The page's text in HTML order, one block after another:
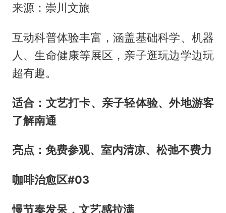
来源：崇川文旅
互动科普体验丰富，涵盖基础科学、机器
人、生命健康等展区，亲子逛玩边学边玩
超有趣。
适合：文艺打卡、亲子轻体验、外地游客
了解南通
亮点：免费参观、室内清凉、松弛不费力
咖啡治愈区#03
慢节奏发呆，文艺感拉满